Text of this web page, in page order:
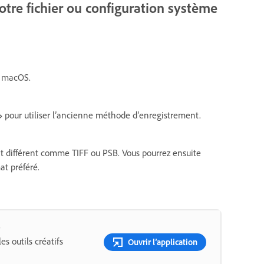
fichier ou configuration système
pour utiliser l’ancienne méthode d’enregistrement.
comme TIFF ou PSB. Vous pourrez ensuite
préféré.
outils créatifs
Ouvrir l’application